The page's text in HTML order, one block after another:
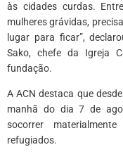
às cidades curdas.
mulheres grávidas,
lugar para ficar”,
Sako, chefe da Igreja
fundação.
A ACN destaca que
manhã do dia 7 de
socorrer
refugiados.